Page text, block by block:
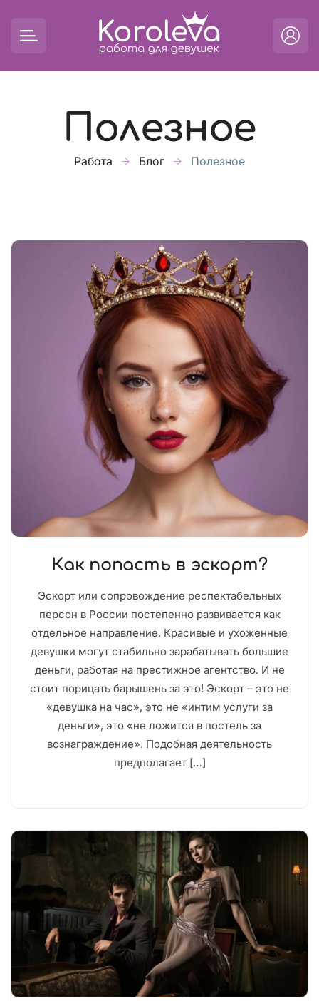
Полезное
Работа Блог Полезное
Как попасть в эскорт?
Эскорт или сопровождение респектабельных
персон в России постепенно развивается как
отдельное направление. Красивые и ухоженные
девушки могут стабильно зарабатывать большие
деньги, работая на престижное агентство. И не
стоит порицать барышень за это! Эскорт – это не
«девушка на час», это не «интим услуги за
деньги», это «не ложится в постель за
вознаграждение». Подобная деятельность
предполагает […]